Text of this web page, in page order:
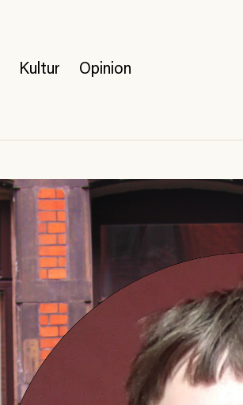
Kultur Opinion